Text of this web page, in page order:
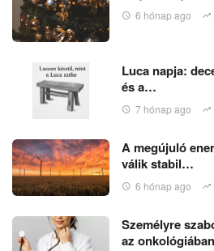
6 hónap ago
Luca napja:
és a…
7 hónap ago
A megújuló
válik stabil…
6 hónap ago
Személyre
az